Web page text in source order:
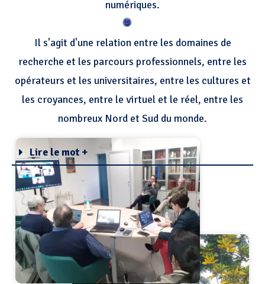
numériques.
Il s'agit d'une relation entre les domaines de
recherche et les parcours professionnels, entre les
opérateurs et les universitaires, entre les cultures et
les croyances, entre le virtuel et le réel, entre les
nombreux Nord et Sud du monde.
Lire le mot +